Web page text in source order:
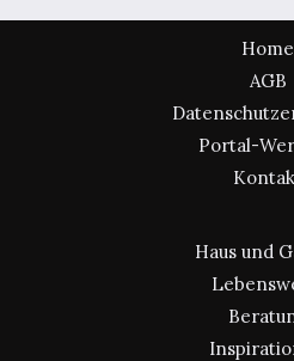
Home
AGB
Portal-
Haus und